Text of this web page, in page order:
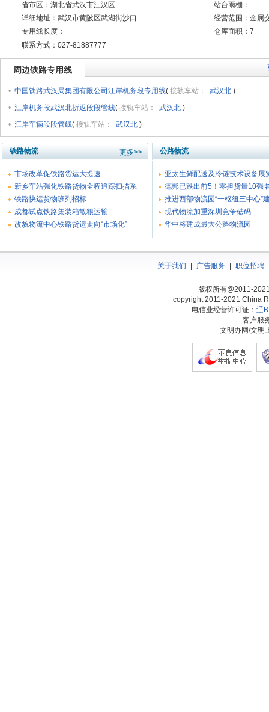
省市区：湖北省武汉市江汉区
站台雨棚：
详细地址：武汉市黄陂区武湖街沙口
经营范围：金属
专用线长度：
仓库面积：7
联系方式：027-81887777
周边铁路专用线
• 中国铁路武汉局集团有限公司江岸机务段专用线( 接轨车站： 武汉北 )
• 江岸机务段武汉北折返段段管线( 接轨车站： 武汉北 )
• 江岸车辆段段管线( 接轨车站： 武汉北 )
铁路物流 更多>>
市场改革促铁路货运大提速
新乡车站强化铁路货物全程追踪扫描系
铁路快运货物班列招标
成都试点铁路集装箱散粮运输
改貌物流中心铁路货运走向“市场化”
公路物流
亚太生鲜配送及冷链技术设备展
德邦已跌出前5！零担货量10强
推进西部物流园“一枢纽三中心”
现代物流加重深圳竞争砝码
华中将建成最大公路物流园
关于我们 广告服务 职位招聘
版权所有@2011-
copyright 2011-2021 China
电信业经营许可证： 辽
客户服
文明办网/文明